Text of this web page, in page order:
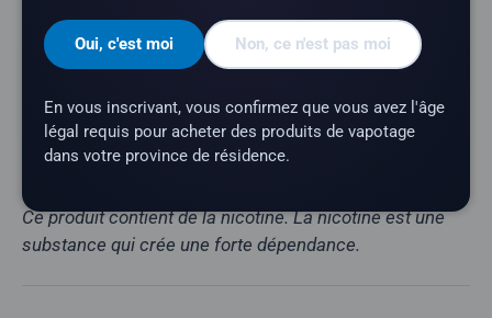
Profil aromatique :Mélange aux trois baies
Résistance de la résistance :
résistance maillée
Batterie :
1 000 mAh (rechargeable via USB-C)
Affichage :écran LED
Marque :
Ce produit contient de la nicotine. La nicotine est une
substance qui crée une forte dépendance.
Oui, c'est moi Non, ce n'est pas moi
En vous inscrivant, vous confirmez que vous avez l'âge
légal requis pour acheter des produits de vapotage
dans votre province de résidence.